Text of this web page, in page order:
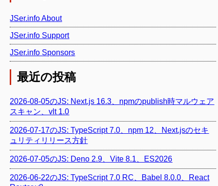
JSer.info About
JSer.info Support
JSer.info Sponsors
最近の投稿
2026-08-05のJS: Next.js 16.3、npmのpublish時マルウェア
スキャン、vlt 1.0
2026-07-17のJS: TypeScript 7.0、npm 12、Next.jsのセキ
ュリティリリース方針
2026-07-05のJS: Deno 2.9、Vite 8.1、ES2026
2026-06-22のJS: TypeScript 7.0 RC、Babel 8.0.0、React